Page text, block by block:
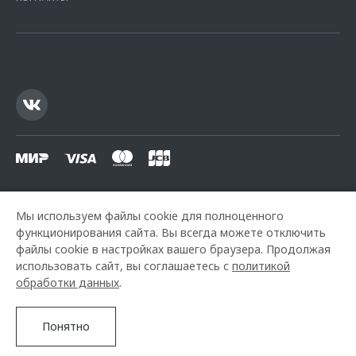
Горячая линия OMODA: +7 (343) 231-16-16
© 2026 Оками Запад
Мы используем файлы cookie для полноценного
функционирования сайта. Вы всегда можете отключить
файлы cookie в настройках вашего браузера. Продолжая
использовать сайт, вы соглашаетесь с политикой
обработки данных.
Понятно